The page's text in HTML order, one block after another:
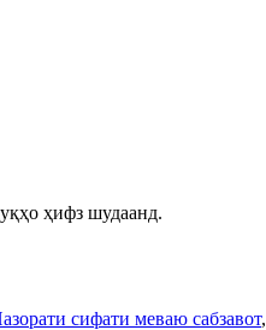
ҳифз шудаанд.
сифати меваю сабзавот,